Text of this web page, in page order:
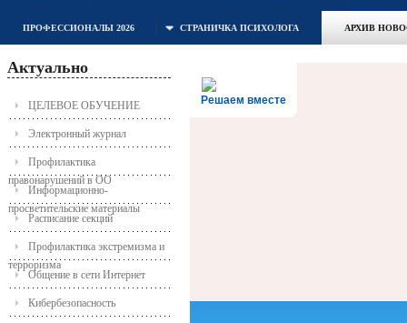
ПРОФЕССИОНАЛЫ 2026 СТРАНИЧКА ПСИХОЛОГА АРХИВ
Актуально
ЦЕЛЕВОЕ ОБУЧЕНИЕ
Электронный журнал
Профилактика
правонарушений в ОО
Информационно-
просветительские материалы
Расписание секций
Профилактика экстремизма и
терроризма
Общение в сети Интернет
Кибербезопасность
Решаем вместе